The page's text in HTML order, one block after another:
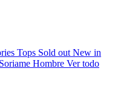
Tops Sold out New in
Soriame Hombre Ver todo